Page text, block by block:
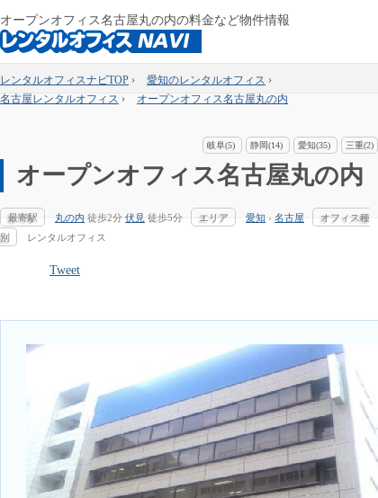
オープンオフィス名古屋丸の内の料金など物件情報
レンタルオフィスナビTOP › 愛知のレンタルオフィス ›
名古屋レンタルオフィス › オープンオフィス名古屋丸の内
岐阜(5) 静岡(14) 愛知(35) 三重(2)
オープンオフィス名古屋丸の内
最寄駅 丸の内 徒歩2分 伏見 徒歩5分 エリア 愛知 › 名古屋
オフィス種
別
レンタルオフィス
Tweet